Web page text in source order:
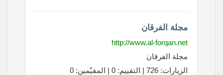
مجلة الفرقان
http://www.al-forqan.net
مجلة الفرقان
الزيارات: 726 | التقييم: 0 | المقيّمين: 0